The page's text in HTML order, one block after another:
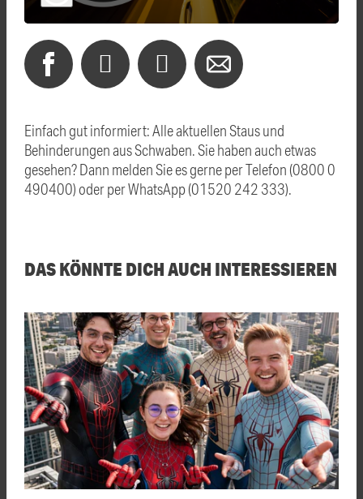
Einfach gut informiert: Alle aktuellen Staus und
Behinderungen aus Schwaben. Sie haben auch etwas
gesehen? Dann melden Sie es gerne per Telefon (0800 0
490400) oder per WhatsApp (01520 242 333).
DAS KÖNNTE DICH AUCH INTERESSIEREN